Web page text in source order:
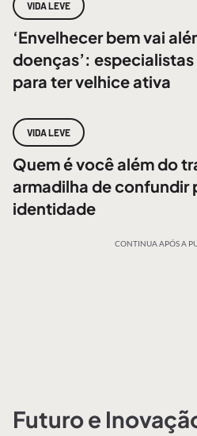
VIDA LEVE
‘Envelhecer bem vai
doenças’:
para ter velhice ativa
VIDA LEVE
Quem é você além do
armadilha de confundir
identidade
CONTINUA APÓS A
Futuro e